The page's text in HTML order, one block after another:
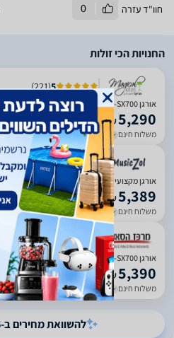
חוו"ד עזרה 0
החנויות הכי זולות
5
(
221
)
אורגן Yamaha PSR-SX700 עם שנאי מקורי
₪5,290
משלוח חינם עד 5 ימי עסקים
0
(
295
)
אורגן מקצועי ימהה YAMAHA PSR-SX700
₪5,389
משלוח חינם עד 8 ימי עסקים
5
(
260
)
‏אורגן Yamaha PSR-SX700 ימאהה
₪5,390
משלוח חינם עד 14 ימי עסקים
להשוואת מחירים ב-6 חנויות נוספות